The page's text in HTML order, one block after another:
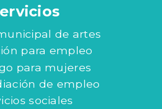
de artes
para empleo
para mujeres
de empleo
sociales